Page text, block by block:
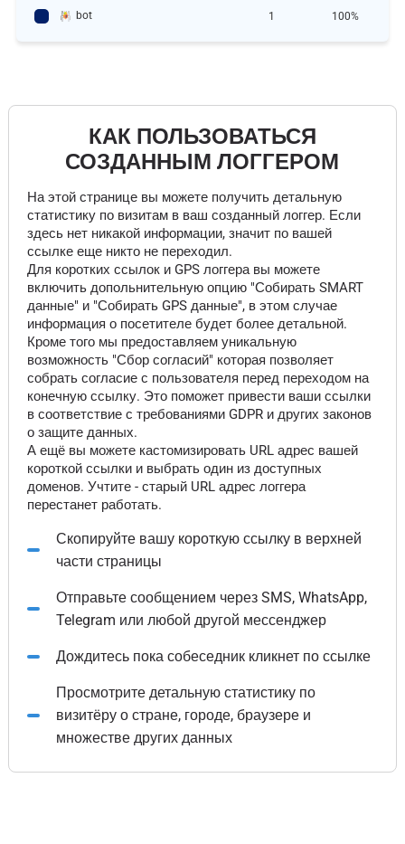
bot 1 100%
КАК ПОЛЬЗОВАТЬСЯ
СОЗДАННЫМ ЛОГГЕРОМ
На этой странице вы можете получить детальную
статистику по визитам в ваш созданный логгер. Если
здесь нет никакой информации, значит по вашей
ссылке еще никто не переходил.
Для коротких ссылок и GPS логгера вы можете
включить допольнительную опцию "Собирать SMART
данные" и "Собирать GPS данные", в этом случае
информация о посетителе будет более детальной.
Кроме того мы предоставляем уникальную
возможность "Сбор согласий" которая позволяет
собрать согласие с пользователя перед переходом на
конечную ссылку. Это поможет привести ваши ссылки
в соответствие с требованиями GDPR и других законов
о защите данных.
А ещё вы можете кастомизировать URL адрес вашей
короткой ссылки и выбрать один из доступных
доменов. Учтите - старый URL адрес логгера
перестанет работать.
Скопируйте вашу короткую ссылку в верхней
части страницы
Отправьте сообщением через SMS, WhatsApp,
Telegram или любой другой мессенджер
Дождитесь пока собеседник кликнет по ссылке
Просмотрите детальную статистику по
визитёру о стране, городе, браузере и
множестве других данных